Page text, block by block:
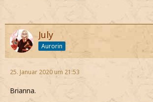
July
Aurorin
25. Januar 2020 um 21:53
Brianna.